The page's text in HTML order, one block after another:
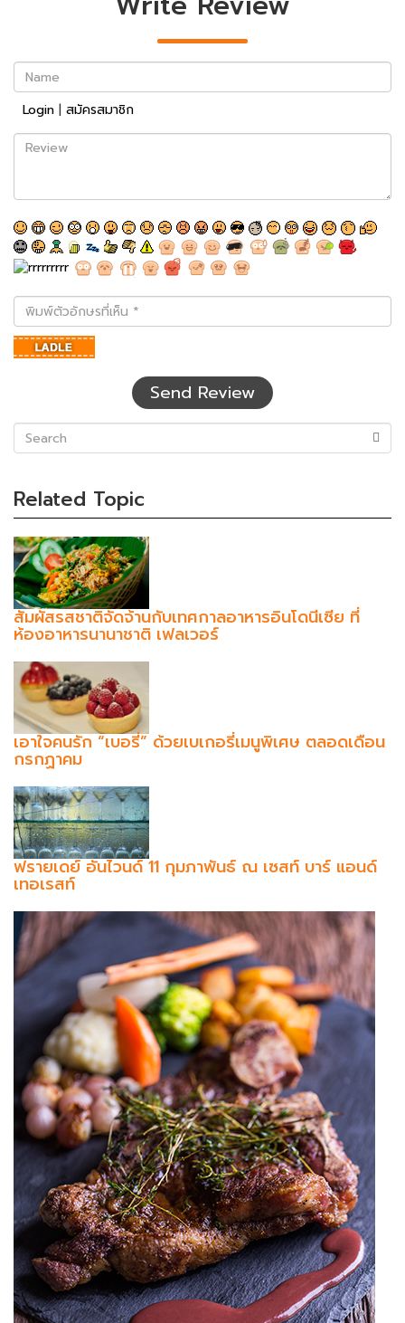
Name
Login | สมัครสมาชิก
Review
พิมพ์
ตัว
อักษร
ที่
Send Review
Related Topic
สัมผัสรสชาติจัดจ้านกับเทศกาลอาหารอินโดนีเซีย ที่
ห้องอาหารนานาชาติ เฟลเวอร์
เอาใจคนรัก “เบอรี่” ด้วยเบเกอรี่เมนูพิเศษ ตลอดเดือน
กรกฏาคม
ฟรายเดย์ อันไวนด์ 11 กุมภาพันธ์ ณ เซสท์ บาร์ แอนด์
เทอเรสท์